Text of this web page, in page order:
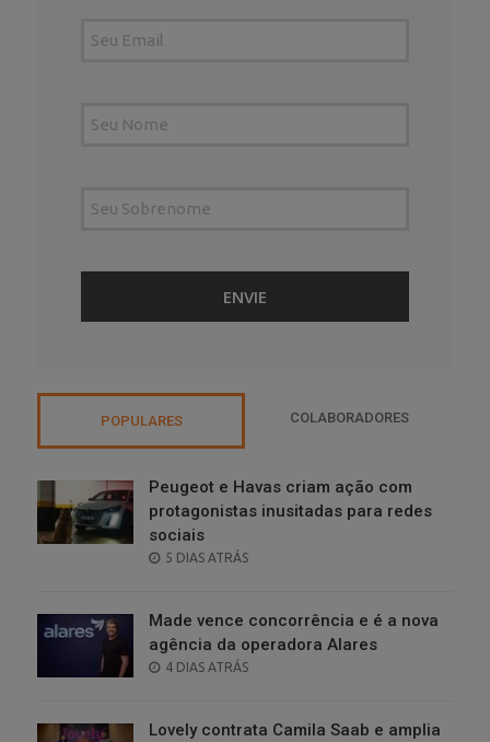
POPULARES COLABORADORES
Peugeot e Havas criam ação com
protagonistas inusitadas para redes
sociais
POSTED
5 DIAS ATRÁS
Made vence concorrência e é a nova
agência da operadora Alares
POSTED
4 DIAS ATRÁS
Lovely contrata Camila Saab e amplia